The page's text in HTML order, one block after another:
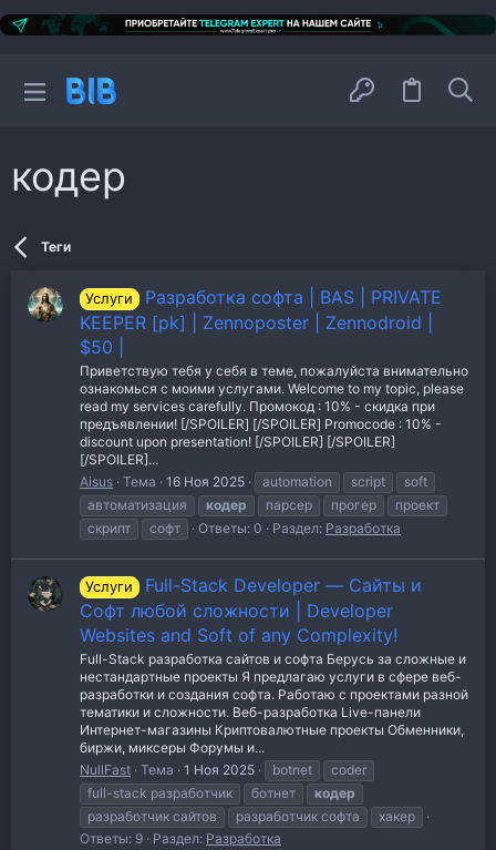
кодер
Теги
Услуги
Разработка софта | BAS | PRIVATE
KEEPER [pk] | Zennoposter | Zennodroid |
$50 |
Приветствую тебя у себя в теме, пожалуйста внимательно
ознакомься с моими услугами. Welcome to my topic, please
read my services carefully. Промокод : 10% - скидка при
предъявлении! [/SPOILER] [/SPOILER] Promocode : 10% -
discount upon presentation! [/SPOILER] [/SPOILER]
[/SPOILER]...
Aisus Тема 16 Ноя 2025 automation script
soft
автоматизация
кодер парсер прогер
проект
скрипт
софт Ответы: 0 Раздел: Разработка
Услуги
Full-Stack Developer — Сайты и
Софт любой сложности | Developer
Websites and Soft of any Complexity!
Full-Stack разработка сайтов и софта Берусь за сложные и
нестандартные проекты Я предлагаю услуги в сфере веб-
разработки и создания софта. Работаю с проектами разной
тематики и сложности. Веб-разработка Live-панели
Интернет-магазины Криптовалютные проекты Обменники,
биржи, миксеры Форумы и...
NullFast Тема 1 Ноя 2025 botnet
coder
full-stack разработчик
ботнет
кодер
разработчик сайтов
разработчик софта
хакер
Ответы: 9
Раздел: Разработка